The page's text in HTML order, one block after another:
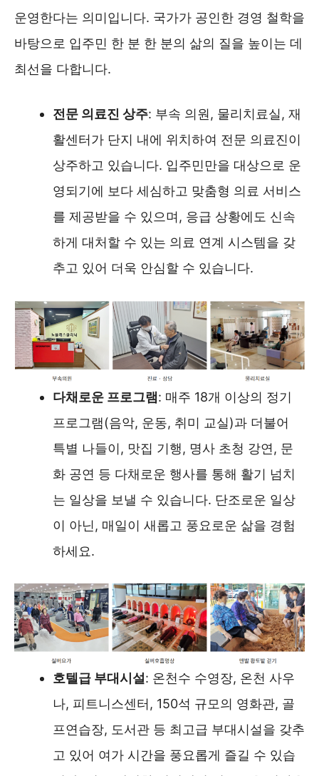
운영한다는 의미입니다. 국가가 공인한 경영 철학을
바탕으로 입주민 한 분 한 분의 삶의 질을 높이는 데
최선을 다합니다.
전문 의료진 상주: 부속 의원, 물리치료실, 재
활센터가 단지 내에 위치하여 전문 의료진이
상주하고 있습니다. 입주민만을 대상으로 운
영되기에 보다 세심하고 맞춤형 의료 서비스
를 제공받을 수 있으며, 응급 상황에도 신속
하게 대처할 수 있는 의료 연계 시스템을 갖
추고 있어 더욱 안심할 수 있습니다.
다채로운 프로그램: 매주 18개 이상의 정기
프로그램(음악, 운동, 취미 교실)과 더불어
특별 나들이, 맛집 기행, 명사 초청 강연, 문
화 공연 등 다채로운 행사를 통해 활기 넘치
는 일상을 보낼 수 있습니다. 단조로운 일상
이 아닌, 매일이 새롭고 풍요로운 삶을 경험
하세요.
호텔급 부대시설: 온천수 수영장, 온천 사우
나, 피트니스센터, 150석 규모의 영화관, 골
프연습장, 도서관 등 최고급 부대시설을 갖추
고 있어 여가 시간을 풍요롭게 즐길 수 있습